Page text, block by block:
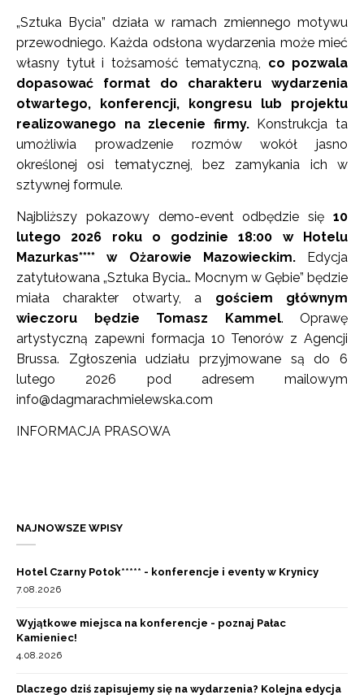
„Sztuka Bycia” działa w ramach zmiennego motywu
przewodniego. Każda odsłona wydarzenia może mieć
własny tytuł i tożsamość tematyczną, co pozwala
dopasować format do charakteru wydarzenia
otwartego, konferencji, kongresu lub projektu
realizowanego na zlecenie firmy.Konstrukcja ta
umożliwia prowadzenie rozmów wokół jasno
określonej osi tematycznej, bez zamykania ich w
sztywnej formule.
Najbliższy pokazowy demo-event odbędzie się 10
lutego 2026 roku o godzinie 18:00 w Hotelu
Mazurkas**** w Ożarowie Mazowieckim.Edycja
zatytułowana „Sztuka Bycia… Mocnym w Gębie” będzie
miała charakter otwarty, a gościem głównym
wieczoru będzie Tomasz Kammel. Oprawę
artystyczną zapewni formacja 10 Tenorów z Agencji
Brussa. Zgłoszenia udziału przyjmowane są do 6
lutego 2026 pod adresem mailowym
info@dagmarachmielewska.com
INFORMACJA PRASOWA
NAJNOWSZE WPISY
Hotel Czarny Potok***** - konferencje i eventy w Krynicy
7.08.2026
Wyjątkowe miejsca na konferencje - poznaj Pałac
Kamieniec!
4.08.2026
Dlaczego dziś zapisujemy się na wydarzenia? Kolejna edycja